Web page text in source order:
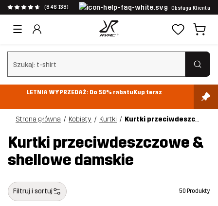
(846 138) Obsługa Klienta
Wyczyść wyszukiwanie
LETNIA WYPRZEDAŻ: Do 50% rabatuKup teraz
Strona główna Kobiety Kurtki Kurtki przeciwdeszczowe & shellowe
Kurtki przeciwdeszczowe &
shellowe damskie
Filtruj i sortuj 50 Produkty